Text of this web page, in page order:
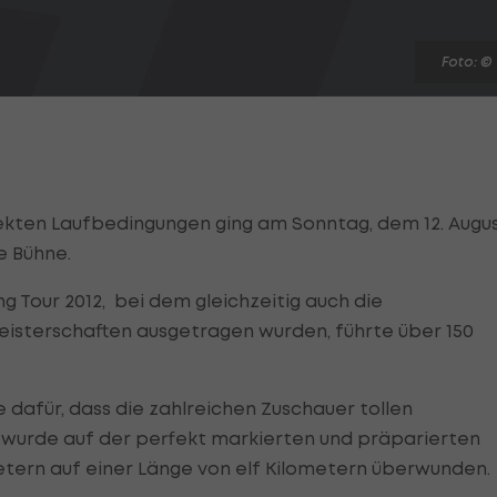
Foto: ©
Laufbedingungen ging am Sonntag, dem 12.
Bühne.
Tour 2012, bei dem gleichzeitig auch die
ausgetragen wurden, führte über 150
dass die zahlreichen Zuschauer tollen
auf der perfekt markierten und präparierten
auf einer Länge von elf Kilometern überwunden.